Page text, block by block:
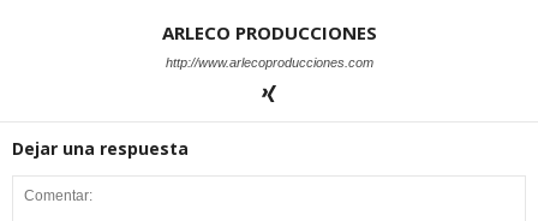
ARLECO PRODUCCIONES
http://www.arlecoproducciones.com
Dejar una respuesta